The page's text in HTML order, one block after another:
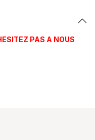
PAS A NOUS